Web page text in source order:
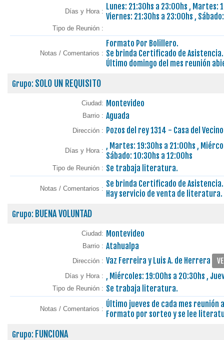
Días y Hora : Lunes: 21:30hs a 23:00hs , Martes:
Viernes: 21:30hs a 23:00hs ,
Tipo de Reunión :
Notas / Comentarios :
Formato Por Bolillero.
Se brinda Certificado de Asistencia.
Último domingo del mes reunión
Grupo: SOLO UN REQUISITO
Ciudad: Montevideo
Barrio : Aguada
Dirección : Pozos del rey 1314 - Casa del
Días y Hora : , Martes: 19:30hs a 21:00hs ,
Sábado: 10:30hs a 12:00hs
Tipo de Reunión : Se trabaja literatura.
Notas / Comentarios : Se brinda Certificado de Asistencia.
Hay servicio de venta de literatura.
Grupo: BUENA VOLUNTAD
Ciudad: Montevideo
Barrio : Atahualpa
Dirección : Vaz Ferreira y Luis A. de Herrera
Días y Hora : , Miércoles: 19:00hs a 20:30hs ,
Tipo de Reunión : Se trabaja literatura.
Notas / Comentarios : Último jueves de cada mes
Formato por sorteo y se lee
Grupo: FUNCIONA